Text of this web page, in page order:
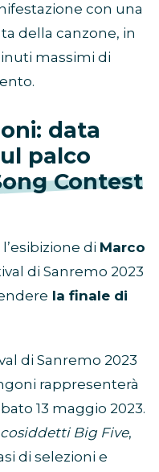
con una
della canzone, in
massimi di
data
palco
Contest
di Marco
di Sanremo 2023
la finale di
di Sanremo 2023
rappresenterà
13 maggio 2023.
cosiddetti Big Five,
di selezioni e